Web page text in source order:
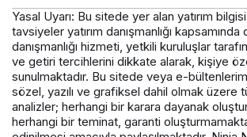
Yasal Uyarı: Bu sitede yer alan yatırım
tavsiyeler yatırım danışmanlığı kapsamında
danışmanlığı hizmeti, yetkili kuruluşlar
ve getiri tercihlerini dikkate alarak, kişiye
sunulmaktadır. Bu sitede veya e-
sözel, yazılı ve grafiksel dahil olmak üzere
analizler; herhangi bir karara dayanak
herhangi bir teminat, garanti